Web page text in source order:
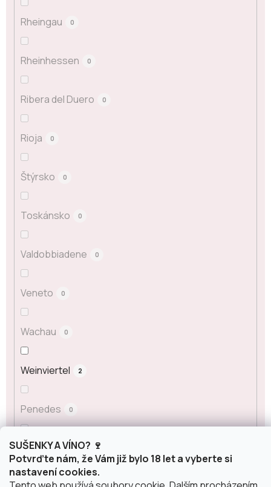
SUŠENKY A VÍNO? 🍷
Potvrďte nám, že Vám již bylo 18 let a vyberte si
nastavení cookies.
Rheingau 0
Rheinhessen 0
Ribera del Duero 0
Rioja 0
Štýrsko 0
Toskánsko 0
Valdobbiadene 0
Veneto 0
Wachau 0
Weinviertel 2
Penedes 0
La Mancha 0